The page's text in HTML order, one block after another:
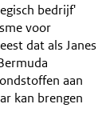
bedrijf'
voor
dat als Janes
aan
kan brengen